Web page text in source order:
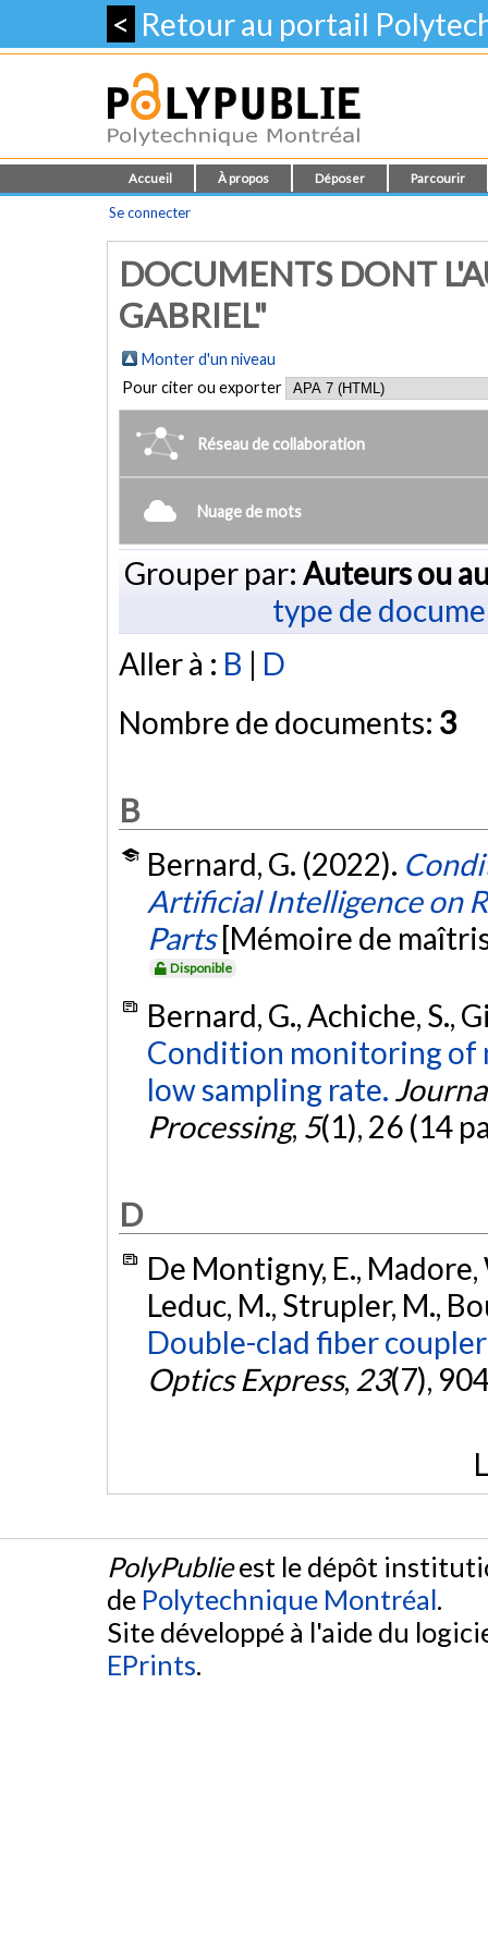
< Retour au portail
Accueil À propos Déposer Parcourir
Se connecter
DOCUMENTS DONT
GABRIEL"
Monter d'un niveau
Pour citer ou exporter
Réseau de collaboration
Nuage de mots
Grouper par: Auteurs ou
type de
Aller à : B | D
Nombre de documents: 3
B
Bernard, G. (2022).
Artificial Intelligence on
Parts [Mémoire de
Disponible
Bernard, G., Achiche, S.,
Condition monitoring of
low sampling rate.
Processing, 5(1), 26 (14
D
De Montigny, E., Madore,
Leduc, M., Strupler, M.,
Double-clad fiber
Optics Express, 23(7),
PolyPublieest le dépôt
de Polytechnique Montréal.
Site développé à l'aide du
EPrints.